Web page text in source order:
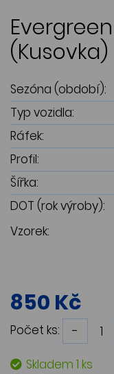
(Kusovka)
Sezóna (období):
Typ vozidla:
Ráfek:
Profil:
Šířka:
DOT (rok výroby):
Vzorek:
850 Kč
Počet ks: -
Skladem 1 ks